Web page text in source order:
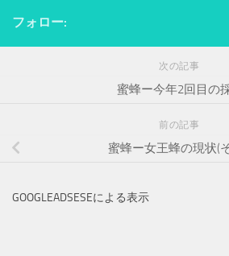
フォロー:
次の記事
蜜蜂ー今年2回目の
前の記事
蜜蜂ー女王蜂の現状(
GOOGLEADSESEによる表示